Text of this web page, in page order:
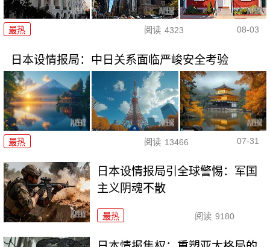
最热 阅读 4323 08-03
日本设情报局：中日关系面临严峻安全考验
最热 阅读 13466 07-31
日本设情报局引全球警惕：军国
主义阴魂不散
最热 阅读 9180